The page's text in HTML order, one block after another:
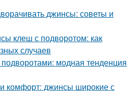
джинсы: советы и
клеш с подворотом: как
случаев
модная тенденция
комфорт: джинсы широкие с